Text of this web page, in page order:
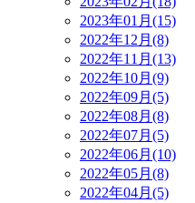
2023年01月(15)
2022年12月(8)
2022年11月(13)
2022年10月(9)
2022年09月(5)
2022年08月(8)
2022年07月(5)
2022年06月(10)
2022年05月(8)
2022年04月(5)